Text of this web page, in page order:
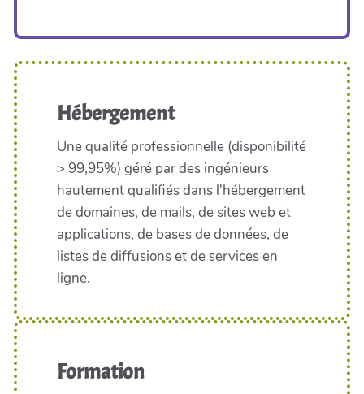
Hébergement
Une qualité professionnelle (disponibilité
> 99,95%) géré par des ingénieurs
hautement qualifiés dans l'hébergement
de domaines, de mails, de sites web et
applications, de bases de données, de
listes de diffusions et de services en
ligne.
Formation